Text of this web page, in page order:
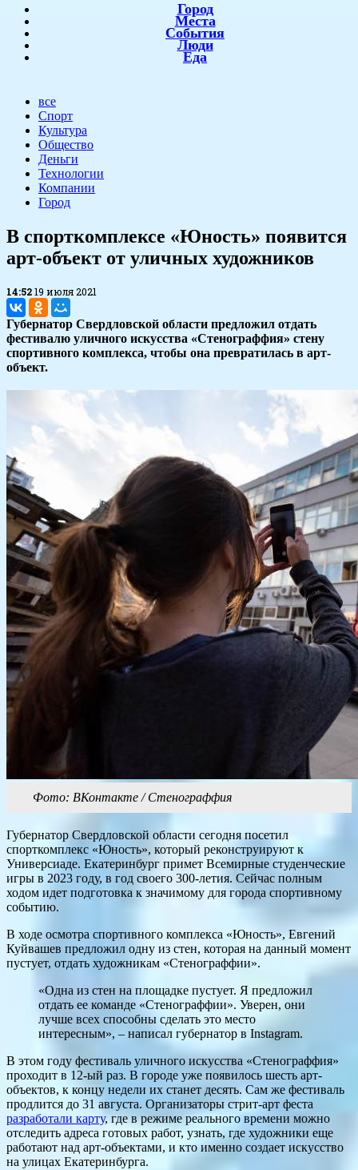
Город
Места
События
Люди
Еда
все
Спорт
Культура
Общество
Деньги
Технологии
Компании
Город
​В спорткомплексе «Юность» появится
арт-объект от уличных художников
14:5219 июля 2021
Губернатор Свердловской области предложил отдать
фестивалю уличного искусства «Стенограффия» стену
спортивного комплекса, чтобы она превратилась в арт-
объект.
Фото: ВКонтакте / Стенограффия
Губернатор Свердловской области сегодня посетил
спорткомплекс «Юность», который реконструируют к
Универсиаде. Екатеринбург примет Всемирные студенческие
игры в 2023 году, в год своего 300-летия. Сейчас полным
ходом идет подготовка к значимому для города спортивному
событию.
В ходе осмотра спортивного комплекса «Юность», Евгений
Куйвашев предложил одну из стен, которая на данный момент
пустует, отдать художникам «Стенограффии».
«Одна из стен на площадке пустует. Я предложил
отдать ее команде «Стенограффии». Уверен, они
лучше всех способны сделать это место
интересным», – написал губернатор в Instagram.
В этом году фестиваль уличного искусства «Стенограффия»
проходит в 12-ый раз. В городе уже появилось шесть арт-
объектов, к концу недели их станет десять. Сам же фестиваль
продлится до 31 августа. Организаторы стрит-арт феста
разработали карту, где в режиме реального времени можно
отследить адреса готовых работ, узнать, где художники еще
работают над арт-объектами, и кто именно создает искусство
на улицах Екатеринбурга.